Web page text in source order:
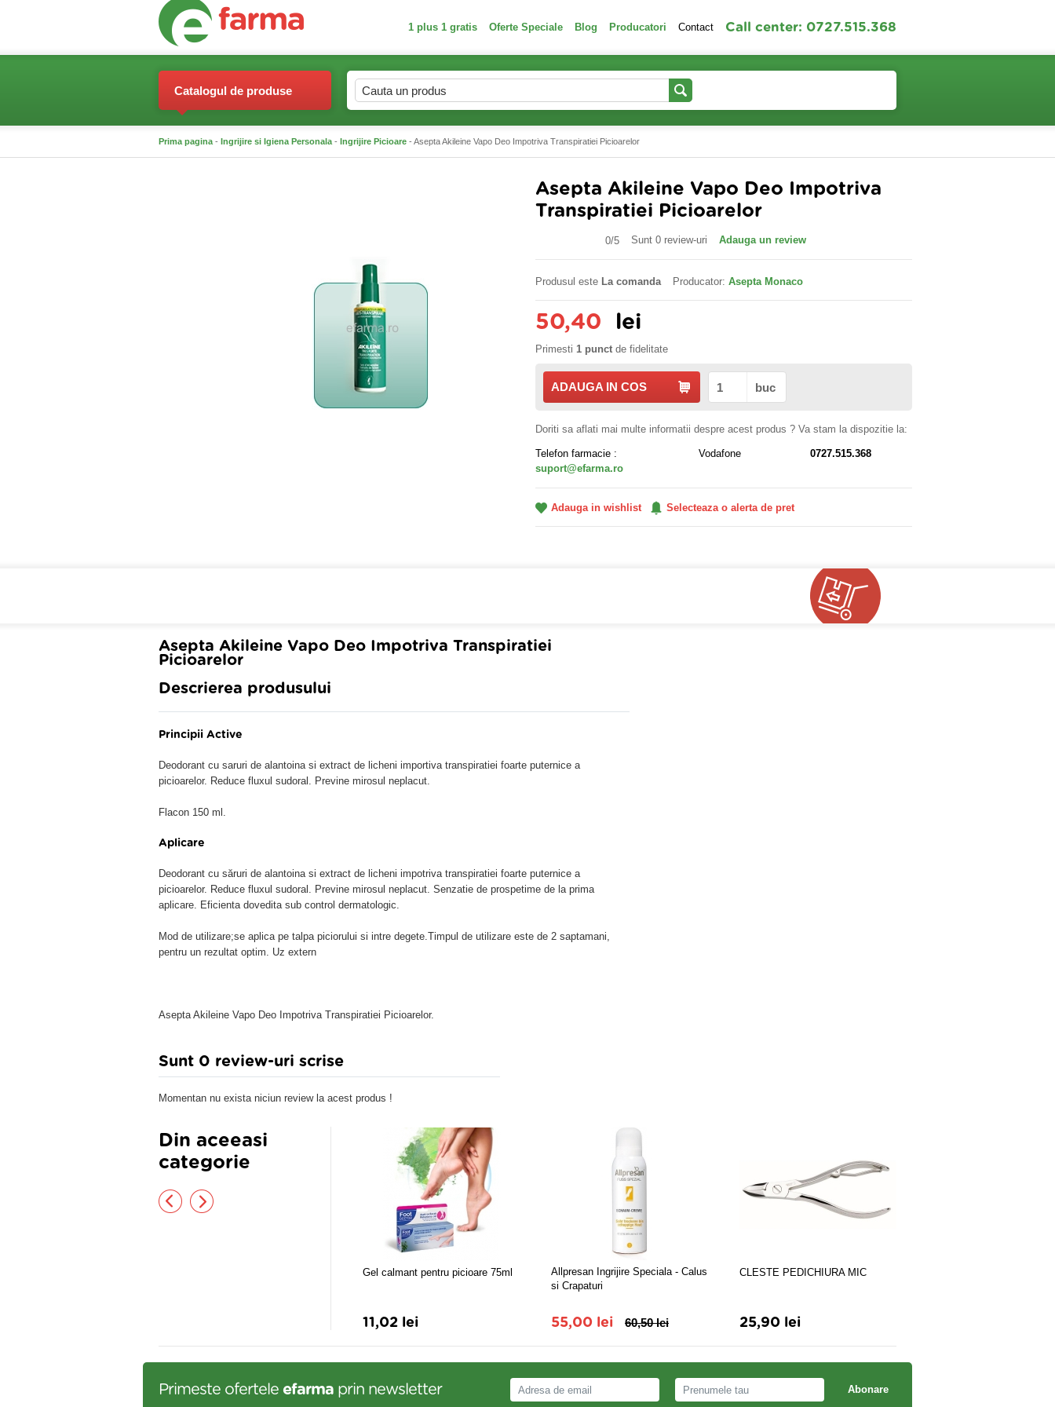
1 plus 1 gratis Oferte Speciale Blog Producatori Contact Call center: 0727.515.368
Catalogul de produse
Prima pagina - Ingrijire si Igiena Personala - Ingrijire Picioare - Asepta Akileine Vapo Deo Impotriva Transpiratiei Picioarelor
Asepta Akileine Vapo Deo Impotriva
Transpiratiei Picioarelor
0/5 Sunt 0 review-uri Adauga un review
Produsul este La comanda Producator: Asepta Monaco
50,40 lei
Primesti 1 punct de fidelitate
ADAUGA IN COS buc
Doriti sa aflati mai multe informatii despre acest produs ? Va stam la dispozitie la:
Telefon farmacie : Vodafone
0727.515.368
suport@efarma.ro
Adauga in wishlist Selecteaza o alerta de pret
Asepta Akileine Vapo Deo Impotriva Transpiratiei
Picioarelor
Descrierea produsului
Principii Active
Deodorant cu saruri de alantoina si extract de licheni importiva transpiratiei foarte puternice a
picioarelor. Reduce fluxul sudoral. Previne mirosul neplacut.
Flacon 150 ml.
Aplicare
Deodorant cu săruri de alantoina si extract de licheni impotriva transpiratiei foarte puternice a
picioarelor. Reduce fluxul sudoral. Previne mirosul neplacut. Senzatie de prospetime de la prima
aplicare. Eficienta dovedita sub control dermatologic.
Mod de utilizare;se aplica pe talpa piciorului si intre degete.Timpul de utilizare este de 2 saptamani,
pentru un rezultat optim. Uz extern
Asepta Akileine Vapo Deo Impotriva Transpiratiei Picioarelor.
Sunt 0 review-uri scrise
Momentan nu exista niciun review la acest produs !
Din aceeasi
categorie
Gel calmant pentru picioare 75ml
11,02 lei
Allpresan Ingrijire Speciala - Calus
si Crapaturi
55,00 lei 60,50 lei
CLESTE PEDICHIURA MIC
25,90 lei
Primeste ofertele efarma prin newsletter Abonare